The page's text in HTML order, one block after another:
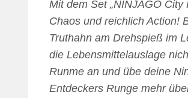
Mit dem Set „NINJAGO
Chaos und reichlich Action!
Truthahn am Drehspieß im
die Lebensmittelauslage
Runme an und übe deine
Entdeckers Runge mehr